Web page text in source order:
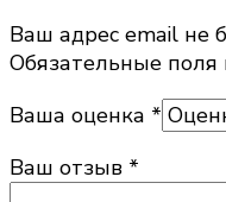
Ваш адрес email не
Обязательные
Ваша оценка *
Ваш отзыв *